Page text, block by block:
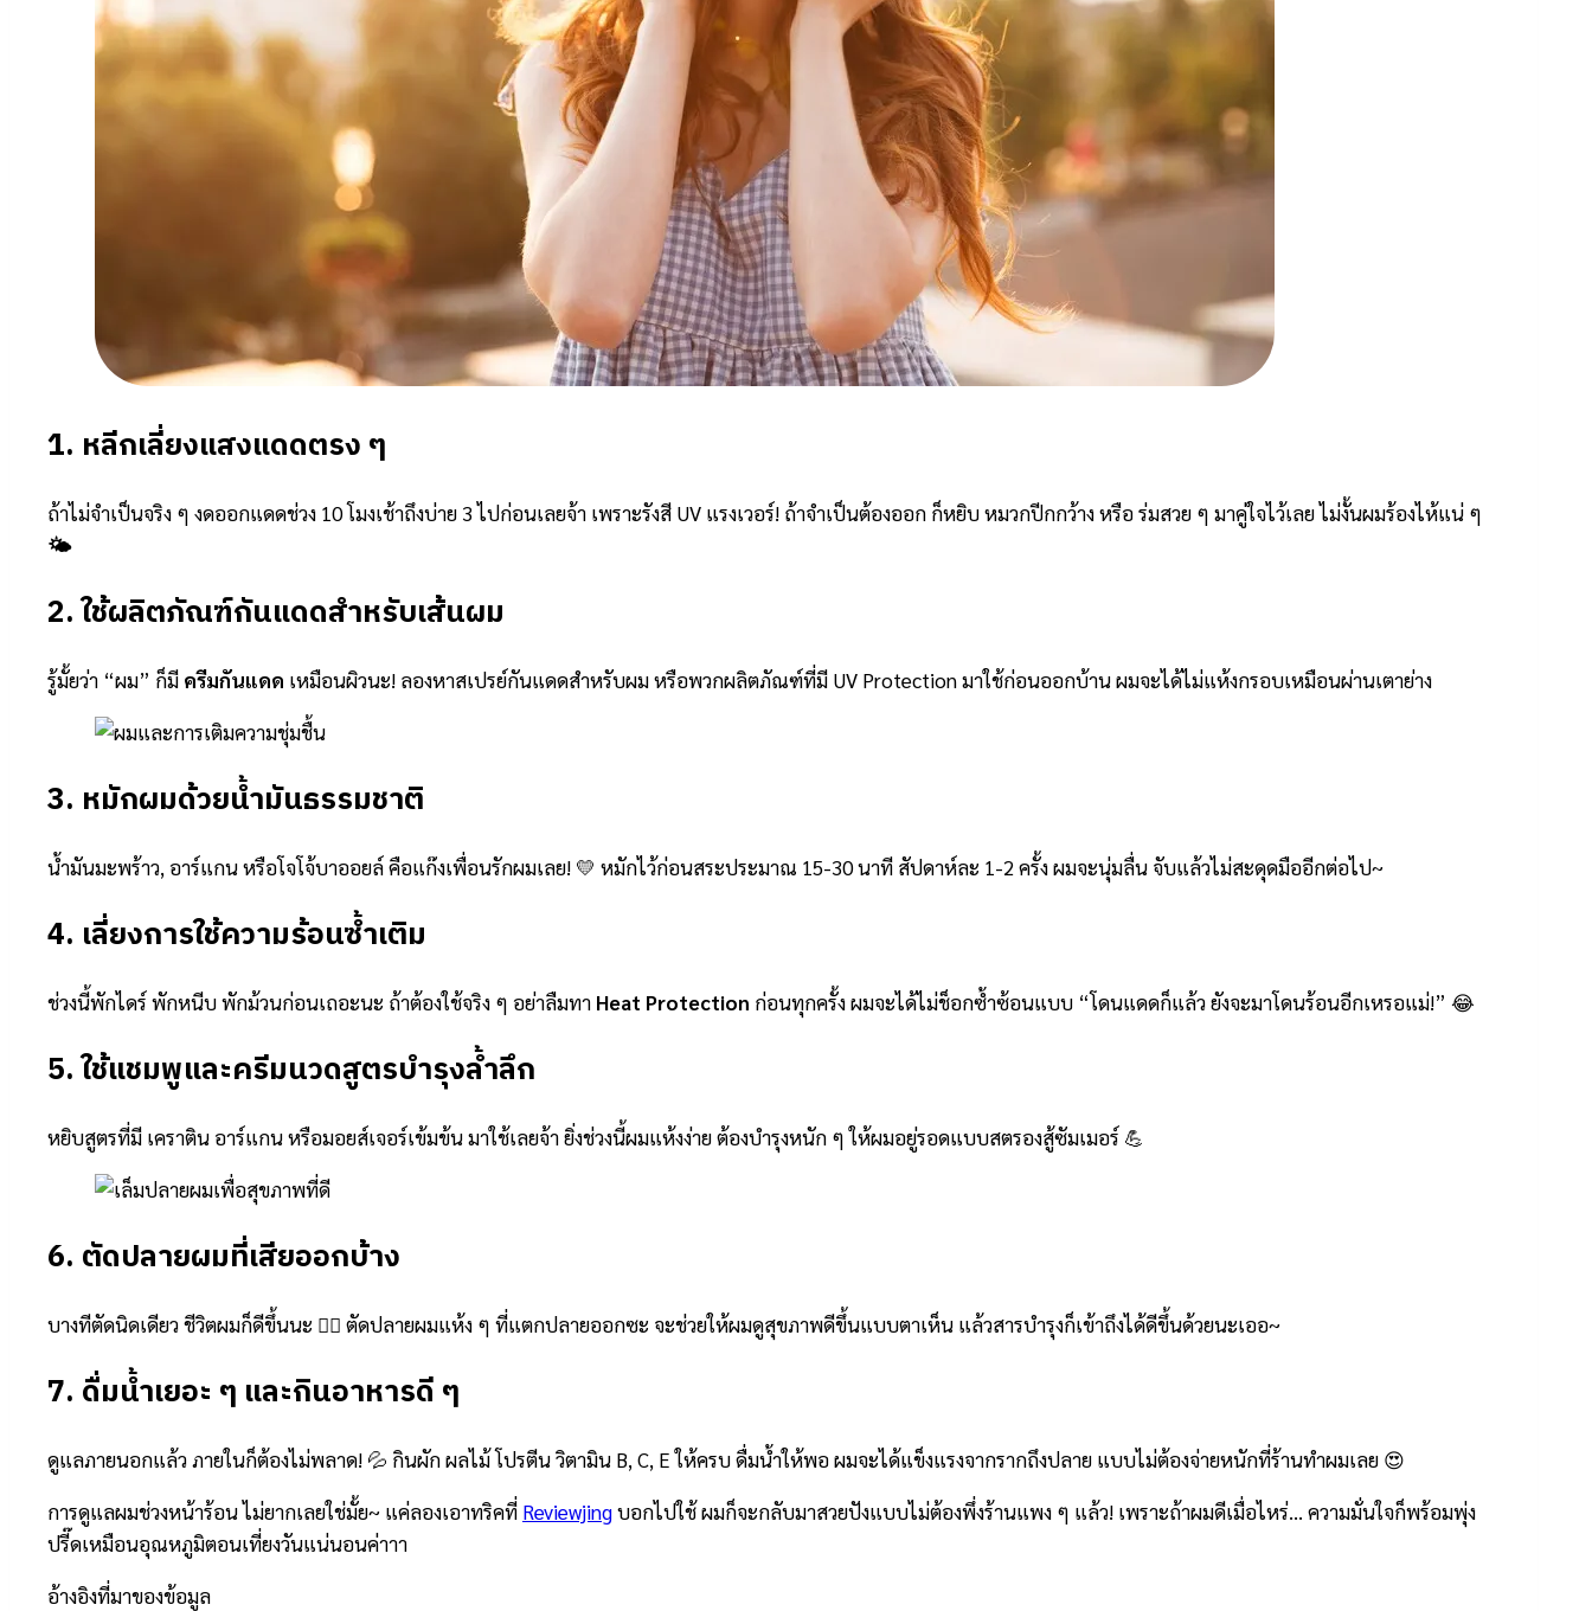
1. หลีกเลี่ยงแสงแดดตรง ๆ
ถ้าไม่จำเป็นจริง ๆ งดออกแดดช่วง 10 โมงเช้าถึงบ่าย 3 ไปก่อนเลยจ้า เพราะรังสี UV แรงเวอร์! ถ้าจำเป็นต้องออก ก็หยิบหมวกปีกกว้าง หรือ ร่มสวย ๆ มาคู่ใจไว้เลย ไม่งั้นผมร้องไห้แน่ ๆ
🌤️
2. ใช้ผลิตภัณฑ์กันแดดสำหรับเส้นผม
รู้มั้ยว่า “ผม” ก็มี ครีมกันแดด เหมือนผิวนะ! ลองหาสเปรย์กันแดดสำหรับผม หรือพวกผลิตภัณฑ์ที่มี UV Protection มาใช้ก่อนออกบ้าน ผมจะได้ไม่แห้งกรอบเหมือนผ่านเตาย่าง
3. หมักผมด้วยน้ำมันธรรมชาติ
น้ำมันมะพร้าว, อาร์แกน หรือโจโจ้บาออยล์ คือแก๊งเพื่อนรักผมเลย! 💛 หมักไว้ก่อนสระประมาณ 15-30 นาที สัปดาห์ละ 1-2 ครั้ง ผมจะนุ่มลื่น จับแล้วไม่สะดุดมืออีกต่อไป~
4. เลี่ยงการใช้ความร้อนซ้ำเติม
ช่วงนี้พักไดร์ พักหนีบ พักม้วนก่อนเถอะนะ ถ้าต้องใช้จริง ๆ อย่าลืมทา Heat Protection ก่อนทุกครั้ง ผมจะได้ไม่ช็อกซ้ำซ้อนแบบ “โดนแดดก็แล้ว ยังจะมาโดนร้อนอีกเหรอแม่!” 😂
5. ใช้แชมพูและครีมนวดสูตรบำรุงล้ำลึก
หยิบสูตรที่มี เคราติน อาร์แกน หรือมอยส์เจอร์เข้มข้น มาใช้เลยจ้า ยิ่งช่วงนี้ผมแห้งง่าย ต้องบำรุงหนัก ๆ ให้ผมอยู่รอดแบบสตรองสู้ซัมเมอร์ 💪
6. ตัดปลายผมที่เสียออกบ้าง
บางทีตัดนิดเดียว ชีวิตผมก็ดีขึ้นนะ 💇‍♀️ ตัดปลายผมแห้ง ๆ ที่แตกปลายออกซะ จะช่วยให้ผมดูสุขภาพดีขึ้นแบบตาเห็น แล้วสารบำรุงก็เข้าถึงได้ดีขึ้นด้วยนะเออ~
7. ดื่มน้ำเยอะ ๆ และกินอาหารดี ๆ
ดูแลภายนอกแล้ว ภายในก็ต้องไม่พลาด! 💦 กินผัก ผลไม้ โปรตีน วิตามิน B, C, E ให้ครบ ดื่มน้ำให้พอ ผมจะได้แข็งแรงจากรากถึงปลาย แบบไม่ต้องจ่ายหนักที่ร้านทำผมเลย 😍
การดูแลผมช่วงหน้าร้อน ไม่ยากเลยใช่มั้ย~ แค่ลองเอาทริคที่ Reviewjingบอกไปใช้ ผมก็จะกลับมาสวยปังแบบไม่ต้องพึ่งร้านแพง ๆ แล้ว! เพราะถ้าผมดีเมื่อไหร่… ความมั่นใจก็พร้อมพุ่ง
ปรี๊ดเหมือนอุณหภูมิตอนเที่ยงวันแน่นอนค่าาา
อ้างอิงที่มาของข้อมูล